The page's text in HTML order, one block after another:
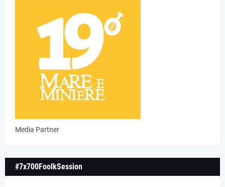
Media Partner
#7x700FoolkSession